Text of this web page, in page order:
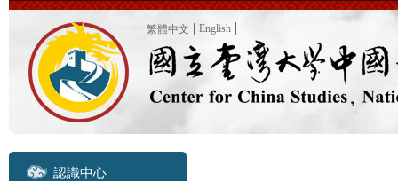
繁體中文 English
認識中心